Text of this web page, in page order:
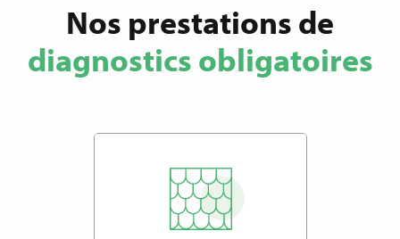
Nos prestations de
diagnostics obligatoires